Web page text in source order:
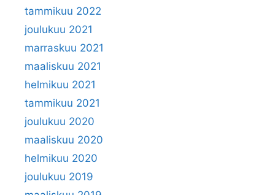
tammikuu 2022
joulukuu 2021
marraskuu 2021
maaliskuu 2021
helmikuu 2021
tammikuu 2021
joulukuu 2020
maaliskuu 2020
helmikuu 2020
joulukuu 2019